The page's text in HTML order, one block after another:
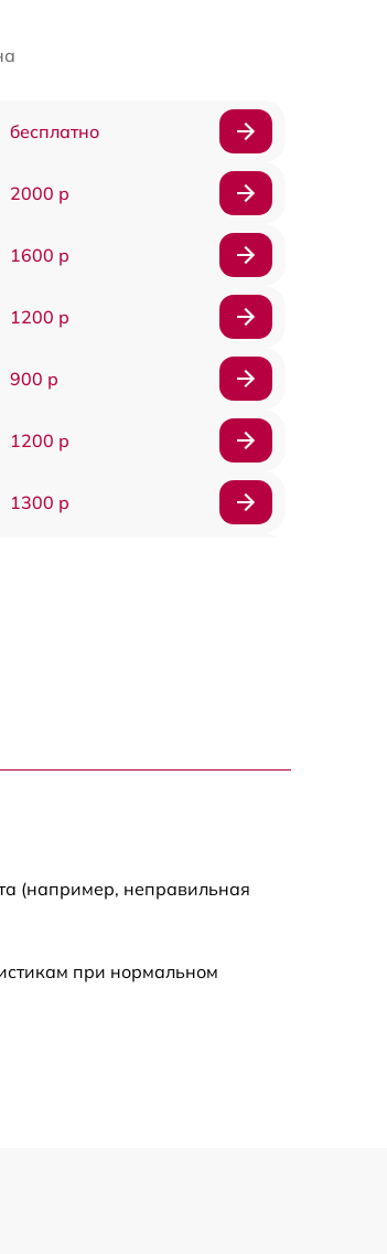
бесплатно
2000 р
1600 р
1200 р
900 р
1200 р
1300 р
(например, неправильная
при нормальном